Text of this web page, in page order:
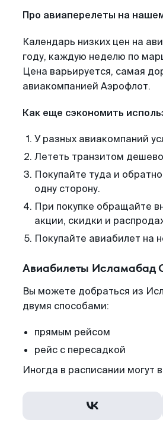
Про авиаперелеты на
Календарь низких цен на
году, каждую неделю по
Цена варьируется, самая
авиакомпанией Аэрофлот.
Как еще сэкономить
У разных авиакомпаний
Лететь транзитом
Покупайте туда и
одну сторону.
При покупке обращайте
акции, скидки и
Покупайте авиабилет на
Авиабилеты Исламабад
Вы можете добраться из
двумя способами:
прямым рейсом
рейс с пересадкой
Иногда в расписании могут